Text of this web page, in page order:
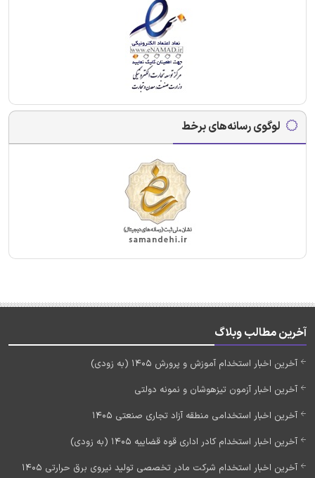
لوگوی رسانه‌های برخط
آخرین مطالب وبلاگ
آخرین اخبار استخدام آموزش و پرورش 1405 (به زودی)
آخرین اخبار آزمون تیزهوشان و نمونه دولتی
آخرین اخبار استخدامی منطقه آزاد تجاری صنعتی 1405
آخرین اخبار استخدام کادر اداری قوه قضاییه 1405 (به زودی)
آخرین اخبار استخدام شرکت مادر تخصصی تولید نیروی برق حرارتی 1405